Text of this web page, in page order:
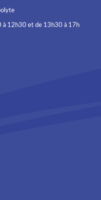
à 12h30 et de 13h30 à 17h